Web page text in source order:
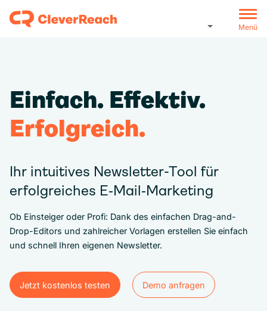
Menü
Einfach. Effektiv.
Erfolgreich.
Ihr intuitives Newsletter-Tool für
erfolgreiches E‑Mail‑Marketing
Ob Einsteiger oder Profi: Dank des einfachen Drag-and-
Drop-Editors und zahlreicher Vorlagen erstellen Sie einfach
und schnell Ihren eigenen Newsletter.
Jetzt kostenlos testen
Jetzt kostenlos testen
Demo anfragen
Demo anfragen